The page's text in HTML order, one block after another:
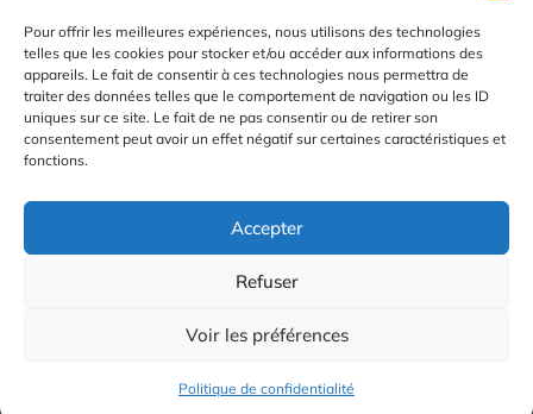
Pour offrir les meilleures expériences, nous utilisons des technologies
telles que les cookies pour stocker et/ou accéder aux informations des
appareils. Le fait de consentir à ces technologies nous permettra de
traiter des données telles que le comportement de navigation ou les ID
uniques sur ce site. Le fait de ne pas consentir ou de retirer son
consentement peut avoir un effet négatif sur certaines caractéristiques et
fonctions.
Accepter
Refuser
Voir les préférences
Politique de confidentialité
Mentions Légales
Plan du site
Gestion des Cookies
© 2026 Radio Calade